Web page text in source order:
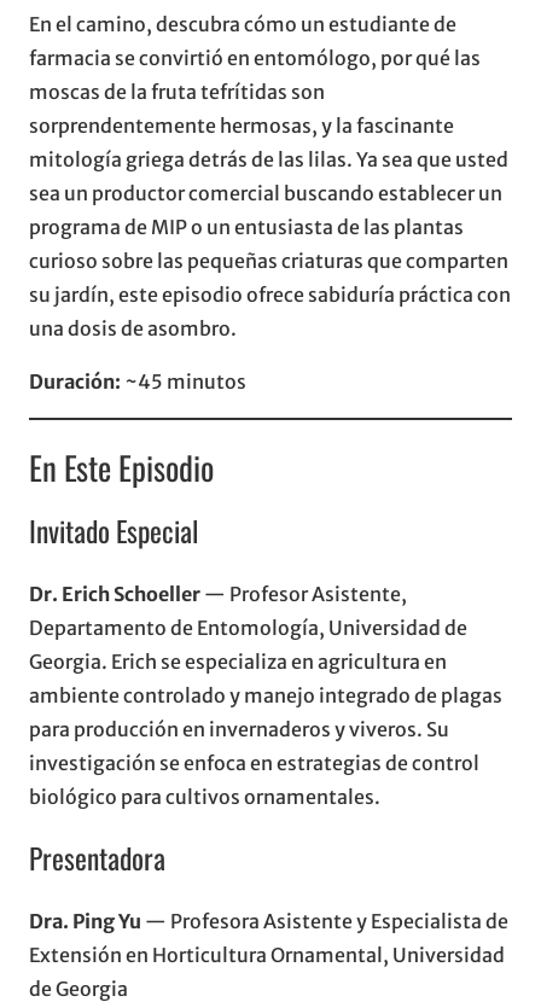
En el camino, descubra cómo un estudiante de
farmacia se convirtió en entomólogo, por qué las
moscas de la fruta tefrítidas son
sorprendentemente hermosas, y la fascinante
mitología griega detrás de las lilas. Ya sea que usted
sea un productor comercial buscando establecer un
programa de MIP o un entusiasta de las plantas
curioso sobre las pequeñas criaturas que comparten
su jardín, este episodio ofrece sabiduría práctica con
una dosis de asombro.
Duración: ~45 minutos
En Este Episodio
Invitado Especial
Dr. Erich Schoeller — Profesor Asistente,
Departamento de Entomología, Universidad de
Georgia. Erich se especializa en agricultura en
ambiente controlado y manejo integrado de plagas
para producción en invernaderos y viveros. Su
investigación se enfoca en estrategias de control
biológico para cultivos ornamentales.
Presentadora
Dra. Ping Yu — Profesora Asistente y Especialista de
Extensión en Horticultura Ornamental, Universidad
de Georgia